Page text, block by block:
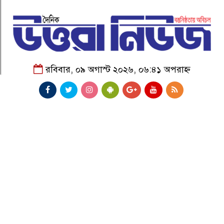
রবিবার, ০৯ অগাস্ট ২০২৬, ০৬:৪১ অপরাহ্ন